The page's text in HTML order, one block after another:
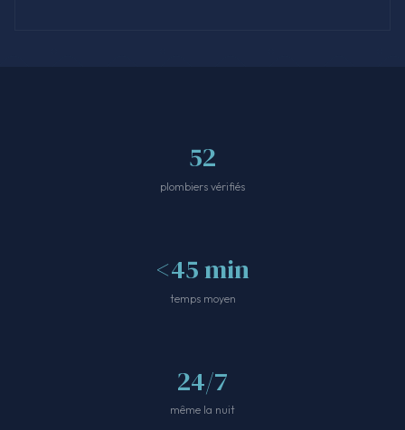
52
plombiers vérifiés
<45 min
temps moyen
24/7
même la nuit